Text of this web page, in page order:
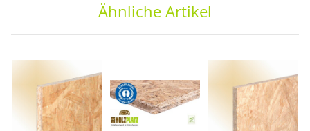
Ähnliche Artikel